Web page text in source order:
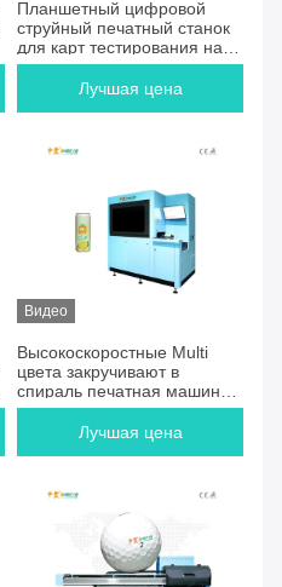
Планшетный цифровой
струйный печатный станок
для карт тестирования на
COVID
Лучшая цена
Видео
Высокоскоростные Multi
цвета закручивают в
спираль печатная машина
цифров для алюминиевых
консервных банок
Лучшая цена